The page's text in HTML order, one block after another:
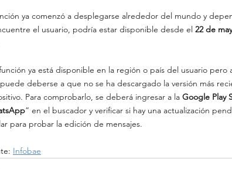
ya comenzó a desplegarse alrededor del mundo y
el usuario, podría estar disponible desde el 22 de
ya está disponible en la región o país del usuario pero
deberse a que no se ha descargado la versión más
Para comprobarlo, se deberá ingresar a la Google Play
” en el buscador y verificar si hay una actualización
para probar la edición de mensajes.
Infobae